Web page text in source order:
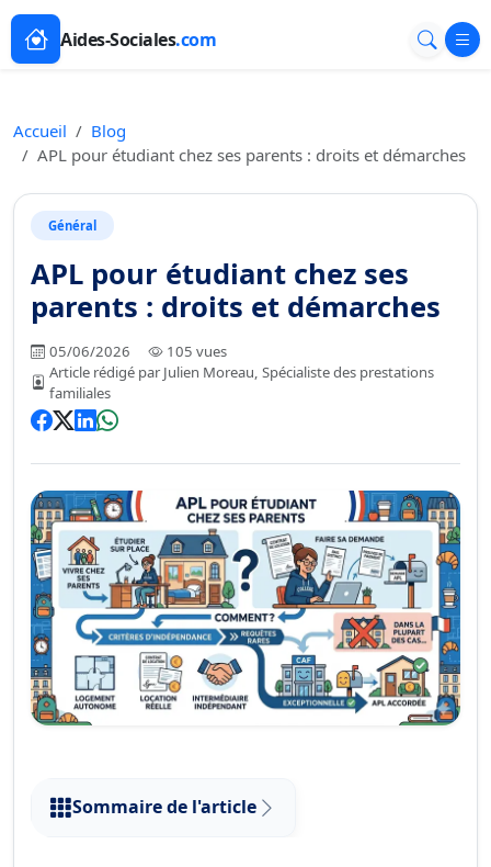
Aides-Sociales.com
Accueil
Blog
APL pour étudiant chez ses parents : droits et démarches
Général
APL pour étudiant chez ses
parents : droits et démarches
05/06/2026
105 vues
Article rédigé par Julien Moreau, Spécialiste des prestations
familiales
Sommaire de l'article